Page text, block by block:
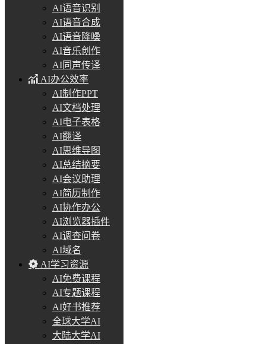
AI语音识别
AI语音合成
AI语音降噪
AI音乐创作
AI同声传译
AI办公效率
AI制作PPT
AI文档处理
AI电子表格
AI翻译
AI思维导图
AI总结摘要
AI会议助理
AI简历制作
AI协作办公
AI浏览器插件
AI调查问卷
AI域名
AI学习资源
AI免费课程
AI专题课程
AI好书推荐
全球大学AI
大陆大学AI